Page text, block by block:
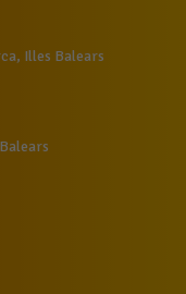
Illes Balears